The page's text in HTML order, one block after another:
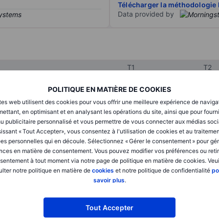
POLITIQUE EN MATIÈRE DE COOKIES
web utilisent des cookies pour vous offrir une meilleure expérience de
en optimisant et en analysant les opérations du site, ainsi que pour
publicitaire personnalisé et vous permettre de vous connecter aux médias
« Tout Accepter», vous consentez à l'utilisation de cookies et au
personnelles qui en découle. Sélectionnez « Gérer le consentement » pour
en matière de consentement. Vous pouvez modifier vos préférences ou
à tout moment via notre page de politique en matière de cookies.
notre politique en matière de cookies et notre politique de confidentialité
savoir plus.
Tout Accepter
Télécharger la méthodologie
Data provided by
T1 T2
XXXXXXX XXXXXXX
XXXXXXX XXXXXXX
XXXXXXX XXXXXXX
XXXXXXX XXXXXXX